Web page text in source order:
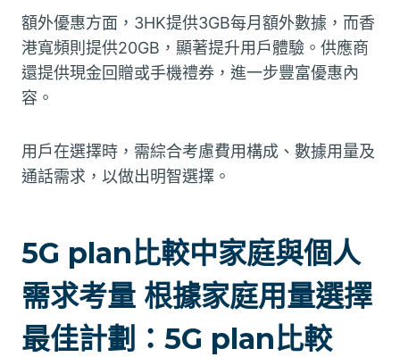
額外優惠方面，3HK提供3GB每月額外數據，而香
港寬頻則提供20GB，顯著提升用戶體驗。供應商
還提供現金回贈或手機禮券，進一步豐富優惠內
容。
用戶在選擇時，需綜合考慮費用構成、數據用量及
通話需求，以做出明智選擇。
5G plan比較中家庭與個人
需求考量 根據家庭用量選擇
最佳計劃：5G plan比較